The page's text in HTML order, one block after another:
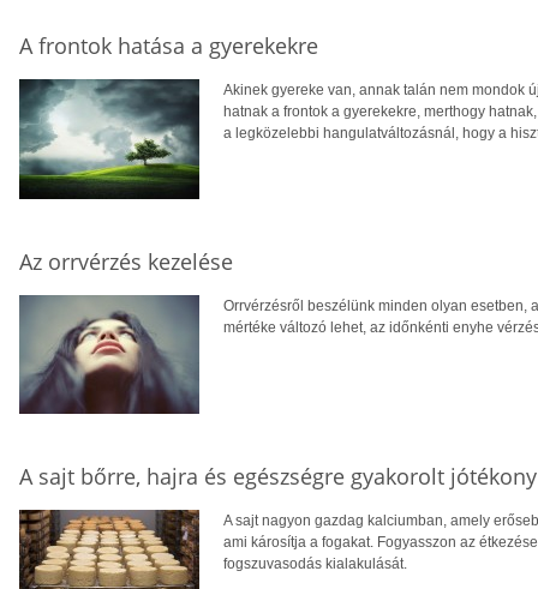
A frontok hatása a gyerekekre
Akinek gyereke van, annak talán nem mondok
hatnak a frontok a gyerekekre, merthogy
a legközelebbi hangulatváltozásnál, hogy a
Az orrvérzés kezelése
Orrvérzésről beszélünk minden olyan esetben,
mértéke változó lehet, az időnkénti enyhe
A sajt bőrre, hajra és egészségre gyakorolt
A sajt nagyon gazdag kalciumban, amely
ami károsítja a fogakat. Fogyasszon az
fogszuvasodás kialakulását.